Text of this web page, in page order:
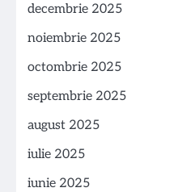
decembrie 2025
noiembrie 2025
octombrie 2025
septembrie 2025
august 2025
iulie 2025
iunie 2025